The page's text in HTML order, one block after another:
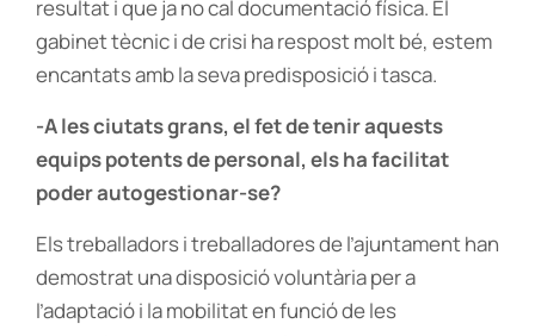
resultat i que ja no cal documentació física. El
gabinet tècnic i de crisi ha respost molt bé, estem
encantats amb la seva predisposició i tasca.
-A les ciutats grans, el fet de tenir aquests
equips potents de personal, els ha facilitat
poder autogestionar-se?
Els treballadors i treballadores de l’ajuntament han
demostrat una disposició voluntària per a
l’adaptació i la mobilitat en funció de les